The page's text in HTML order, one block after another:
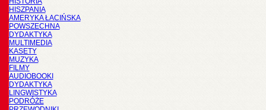
HISZPANIA
AMERYKA ŁACIŃSKA
POWSZECHNA
DYDAKTYKA
MULTIMEDIA
KASETY
MUZYKA
FILMY
AUDIOBOOKI
DYDAKTYKA
LINGWISTYKA
PODRÓŻE